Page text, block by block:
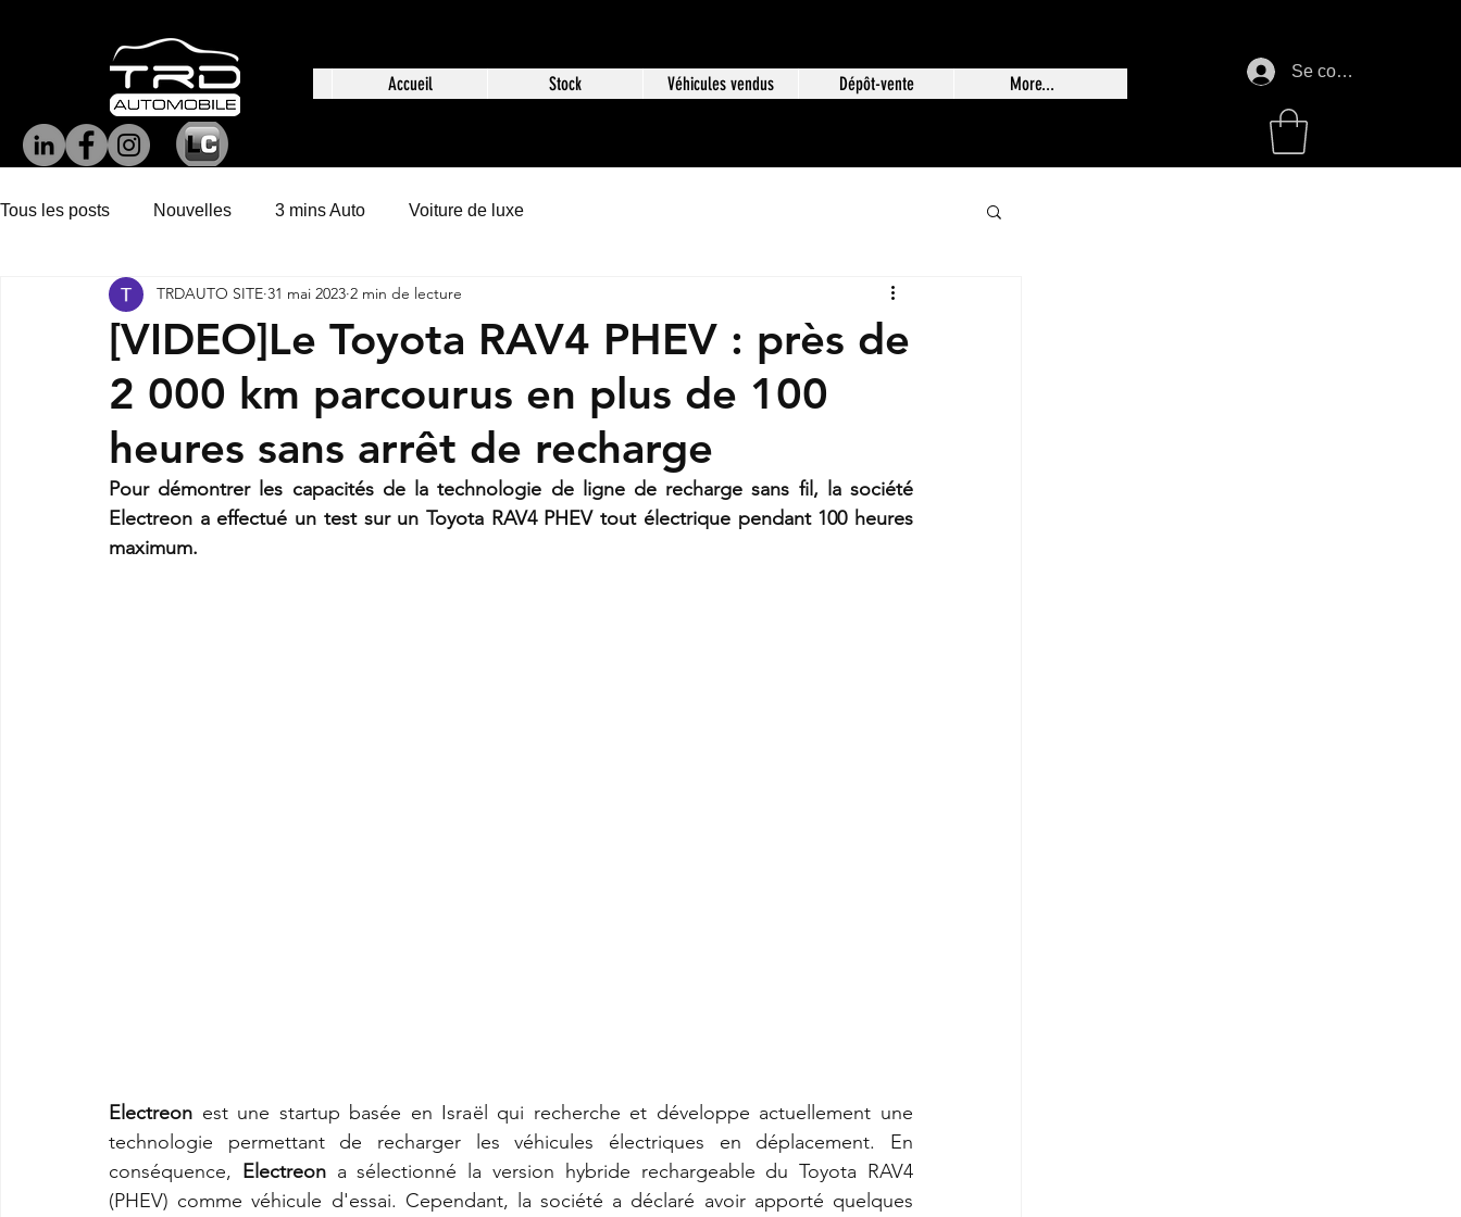
Accueil Stock Véhicules vendus Dépôt-vente More...
Se connecter
Tous les posts Nouvelles 3 mins Auto Voiture de luxe
[VIDEO]Le Toyota RAV4 PHEV : près de
2 000 km parcourus en plus de 100
heures sans arrêt de recharge
TRDAUTO SITE 31 mai 2023 2 min de lecture
Pour démontrer les capacités de la technologie de ligne de recharge sans fil, la société
Electreon a effectué un test sur un Toyota RAV4 PHEV tout électrique pendant 100 heures
maximum.
Electreon est une startup basée en Israël qui recherche et développe actuellement une
technologie permettant de recharger les véhicules électriques en déplacement. En
conséquence, Electreon a sélectionné la version hybride rechargeable du Toyota RAV4
(PHEV) comme véhicule d'essai. Cependant, la société a déclaré avoir apporté quelques